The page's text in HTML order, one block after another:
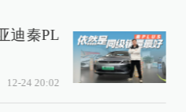
迪秦PL
12-24 20:02